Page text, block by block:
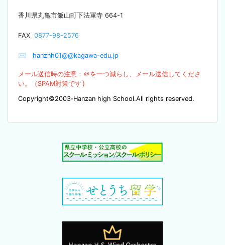
香川県丸亀市飯山町下法軍寺 664-1
FAX 0877-98-2576
✉ hanznh01@@kagawa-edu.jp
メール送信時の注意：＠を一つ減らし、メール送信してくださ
い。（SPAM対策です ）
Copyright©2003‐Hanzan high School.All rights reserved.